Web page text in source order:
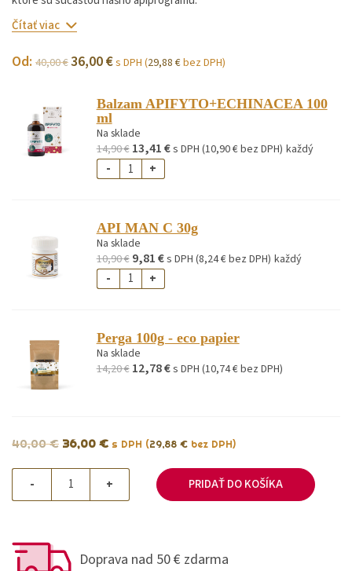
Čítať viac
Od: 40,00€36,00€s DPH (29,88 €bez DPH)
Balzam APIFYTO+ECHINACEA 100
ml
Na sklade
14,90€ 13,41€s DPH (10,90€bez DPH) každý
- +
API MAN C 30g
Na sklade
10,90€ 9,81€s DPH (8,24€bez DPH) každý
- +
Perga 100g - eco papier
Na sklade
14,20€ 12,78€s DPH (10,74€bez DPH)
40,00€ 36,00 € s DPH (29,88 € bez DPH)
- + PRIDAŤ DO KOŠÍKA
Doprava nad 50 € zdarma